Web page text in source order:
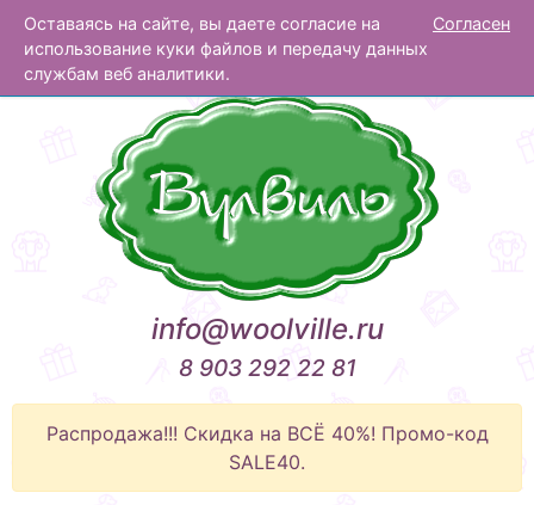
Оставаясь на сайте, вы даете согласие на
использование куки файлов и передачу данных
службам веб аналитики.
Согласен
Вулвиль
info@woolville.ru
8 903 292 22 81
Распродажа!!! Скидка на ВСЁ 40%! Промо-код
SALE40.